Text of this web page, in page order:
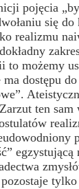
pojęcia
się
realizmu
to możemy
dostępu
ten sam
egzystującą